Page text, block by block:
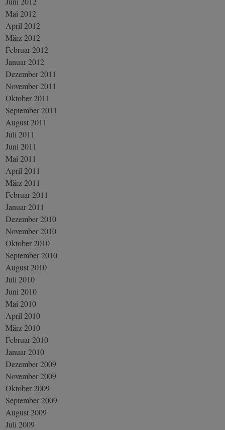
Mai 2012
April 2012
März 2012
Februar 2012
Januar 2012
Dezember 2011
November 2011
Oktober 2011
September 2011
August 2011
Juli 2011
Juni 2011
Mai 2011
April 2011
März 2011
Februar 2011
Januar 2011
Dezember 2010
November 2010
Oktober 2010
September 2010
August 2010
Juli 2010
Juni 2010
Mai 2010
April 2010
März 2010
Februar 2010
Januar 2010
Dezember 2009
November 2009
Oktober 2009
September 2009
August 2009
Juli 2009